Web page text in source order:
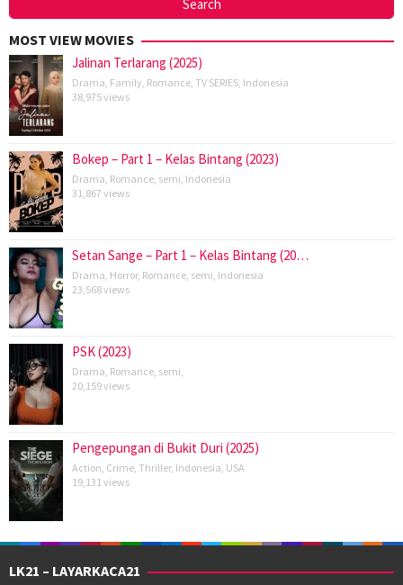
MOST VIEW MOVIES
Jalinan Terlarang (2025)
Drama Family Romance TV SERIES Indonesia
38,975 views
Bokep – Part 1 – Kelas Bintang (2023)
Drama Romance semi Indonesia
31,867 views
Setan Sange – Part 1 – Kelas Bintang (20…
Drama Horror, Romance semi Indonesia
23,568 views
PSK (2023)
Drama Romance semi
20,159 views
Pengepungan di Bukit Duri (2025)
Action Crime Thriller, Indonesia USA
19,131 views
LK21 – LAYARKACA21